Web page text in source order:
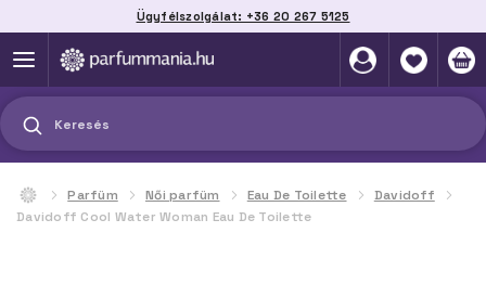
Ügyfélszolgálat: +36 20 267 5125
Keresés
Parfüm Női parfüm Eau De Toilette
Davidoff
Davidoff Cool Water Woman Eau De Toilette